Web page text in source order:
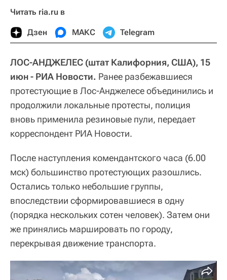
Читать ria.ru в
Дзен МАКС Telegram
ЛОС-АНДЖЕЛЕС (штат Калифорния, США), 15
июн - РИА Новости. Ранее разбежавшиеся
протестующие в Лос-Анджелесе объединились и
продолжили локальные протесты, полиция
вновь применила резиновые пули, передает
корреспондент РИА Новости.
После наступления комендантского часа (6.00
мск) большинство протестующих разошлись.
Остались только небольшие группы,
впоследствии сформировавшиеся в одну
(порядка нескольких сотен человек). Затем они
же принялись маршировать по городу,
перекрывая движение транспорта.